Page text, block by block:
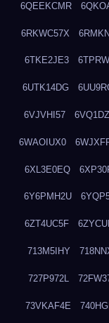
6QEEKCMR
6RKWC57X
6TKE2JE3
6UTK14DG
6VJVHI57
6WAOIUX0
6XL3E0EQ
6Y6PMH2U
6ZT4UC5F
713M5IHY
727P972L
73VKAF4E